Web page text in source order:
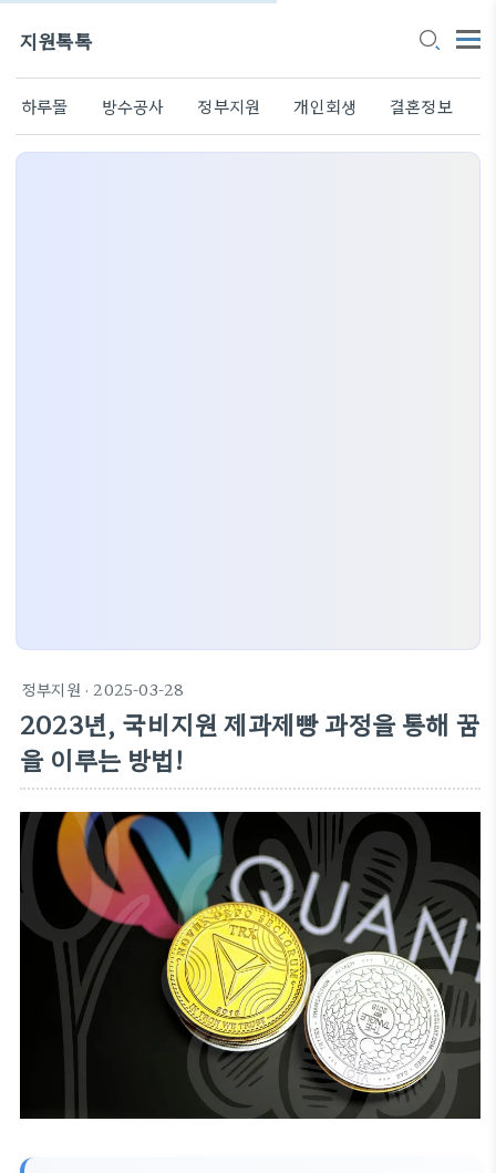
지원톡톡
하루몰 방수공사 정부지원 개인회생 결혼정보
정부지원 · 2025-03-28
2023년, 국비지원 제과제빵 과정을 통해 꿈
을 이루는 방법!